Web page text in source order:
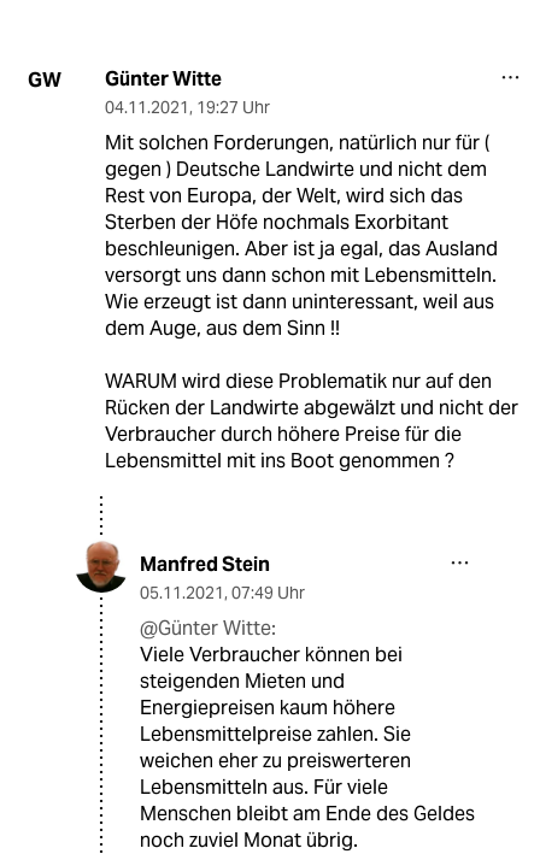
GW Günter Witte
04.11.2021, 19:27 Uhr
Mit solchen Forderungen, natürlich nur für (
gegen ) Deutsche Landwirte und nicht dem
Rest von Europa, der Welt, wird sich das
Sterben der Höfe nochmals Exorbitant
beschleunigen. Aber ist ja egal, das Ausland
versorgt uns dann schon mit Lebensmitteln.
Wie erzeugt ist dann uninteressant, weil aus
dem Auge, aus dem Sinn !!
WARUM wird diese Problematik nur auf den
Rücken der Landwirte abgewälzt und nicht der
Verbraucher durch höhere Preise für die
Lebensmittel mit ins Boot genommen ?
Manfred Stein
05.11.2021, 07:49 Uhr
@Günter Witte:
Viele Verbraucher können bei
steigenden Mieten und
Energiepreisen kaum höhere
Lebensmittelpreise zahlen. Sie
weichen eher zu preiswerteren
Lebensmitteln aus. Für viele
Menschen bleibt am Ende des Geldes
noch zuviel Monat übrig.